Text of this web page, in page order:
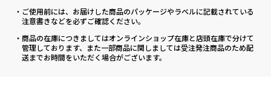
・ご使用前には、お届けした商品のパッケージやラベルに記載されている
注意書きなどを必ずご確認ください。
・商品の在庫につきましてはオンラインショップ在庫と店頭在庫で分けて
管理しております、また一部商品に関しましては受注発注商品のため配
送までお時間をいただく場合がございます。